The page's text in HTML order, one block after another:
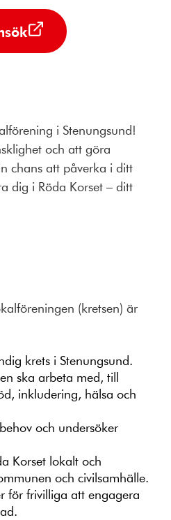
i Stenungsund!
och att göra
chans att påverka i ditt
dig i Röda Korset – ditt
(kretsen) är
krets i Stenungsund.
ska arbeta med, till
inkludering, hälsa och
och undersöker
Korset lokalt och
och civilsamhälle.
för frivilliga att engagera